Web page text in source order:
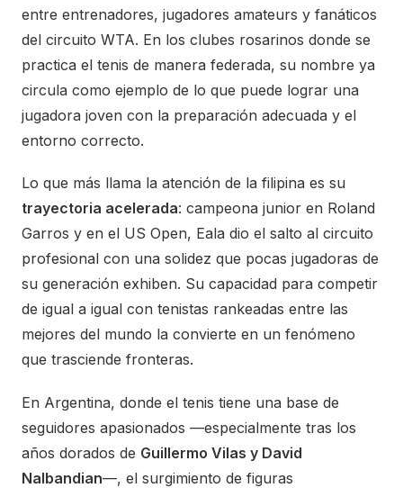
entre entrenadores, jugadores amateurs y fanáticos
del circuito WTA. En los clubes rosarinos donde se
practica el tenis de manera federada, su nombre ya
circula como ejemplo de lo que puede lograr una
jugadora joven con la preparación adecuada y el
entorno correcto.
Lo que más llama la atención de la filipina es su
trayectoria acelerada: campeona junior en Roland
Garros y en el US Open, Eala dio el salto al circuito
profesional con una solidez que pocas jugadoras de
su generación exhiben. Su capacidad para competir
de igual a igual con tenistas rankeadas entre las
mejores del mundo la convierte en un fenómeno
que trasciende fronteras.
En Argentina, donde el tenis tiene una base de
seguidores apasionados —especialmente tras los
años dorados de Guillermo Vilas y David
Nalbandian—, el surgimiento de figuras